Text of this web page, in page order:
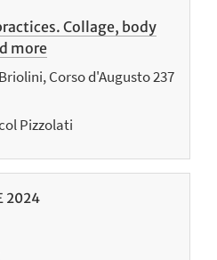
Collage, body
more
Corso d'Augusto 237
Pizzolati
2024